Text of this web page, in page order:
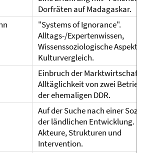
Dorfräten auf Madagaskar.
"Systems of Ignorance".
Alltags-/Expertenwissen,
Wissenssoziologische Aspekte
Kulturvergleich.
Einbruch der Marktwirtschaft
Alltäglichkeit von zwei
der ehemaligen DDR.
Auf der Suche nach einer
der ländlichen Entwicklung.
Akteure, Strukturen und
Intervention.